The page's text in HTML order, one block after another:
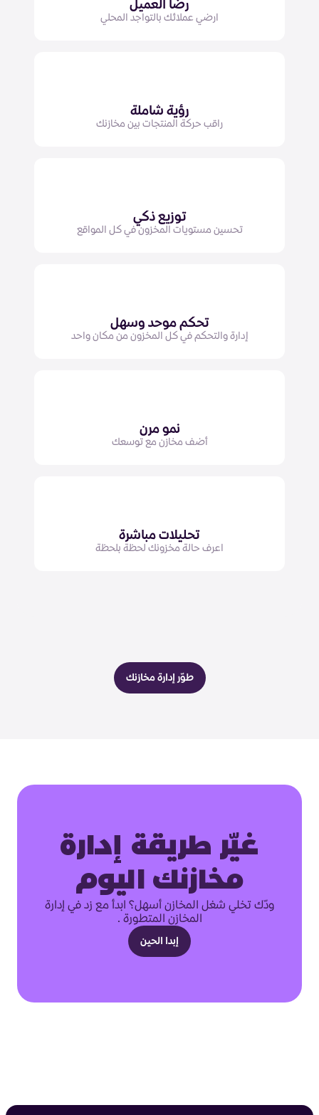
رضا العميل
ارضي عملائك بالتواجد المحلي
رؤية شاملة
راقب حركة المنتجات بين مخازنك
توزيع ذكي
تحسين مستويات المخزون في كل المواقع
تحكم موحد وسهل
إدارة والتحكم في كل المخزون من مكان واحد
نمو مرن
أضف مخازن مع توسعك
تحليلات مباشرة
اعرف حالة مخزونك لحظة بلحظة
طوّر إدارة مخازنك
غيّر طريقة إدارة
مخازنك اليوم
ودّك تخلي شغل المخازن أسهل؟ ابدأ مع زد في إدارة
المخازن المتطورة .
إبدا الحين